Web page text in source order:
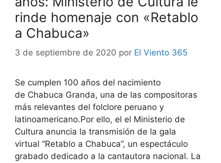
rinde homenaje con «Retablo
a Chabuca»
3 de septiembre de 2020 por El Viento 365
Se cumplen 100 años del nacimiento
de Chabuca Granda, una de las compositoras
más relevantes del folclore peruano y
latinoamericano.Por ello, el el Ministerio de
Cultura anuncia la transmisión de la gala
virtual “Retablo a Chabuca”, un espectáculo
grabado dedicado a la cantautora nacional. La